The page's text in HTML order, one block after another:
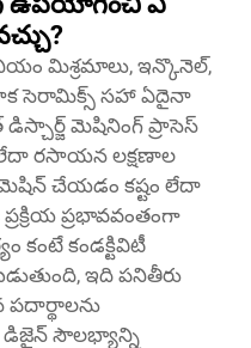
మిశ్రమాలు, ఇన్కొనెల్,
సెరామిక్స్ సహా ఏదైనా
మెషినింగ్ ప్రాసెస్
రసాయన లక్షణాల
చేయడం కష్టం లేదా
ప్రభావవంతంగా
కంటే కండక్టివిటీ
ఇది పనితీరు
డిజైన్ సౌలభ్యాన్ని